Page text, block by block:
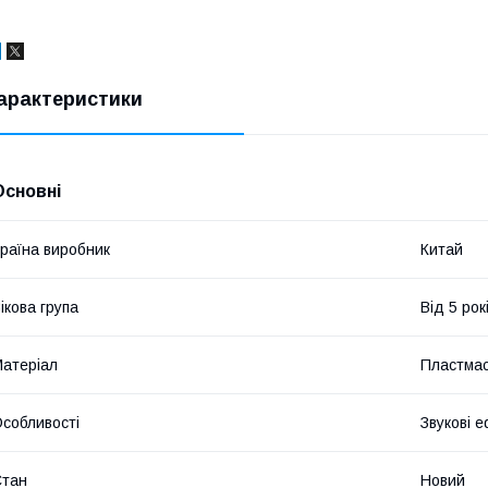
виробник Китай
група Від 5
Звукові
Новий